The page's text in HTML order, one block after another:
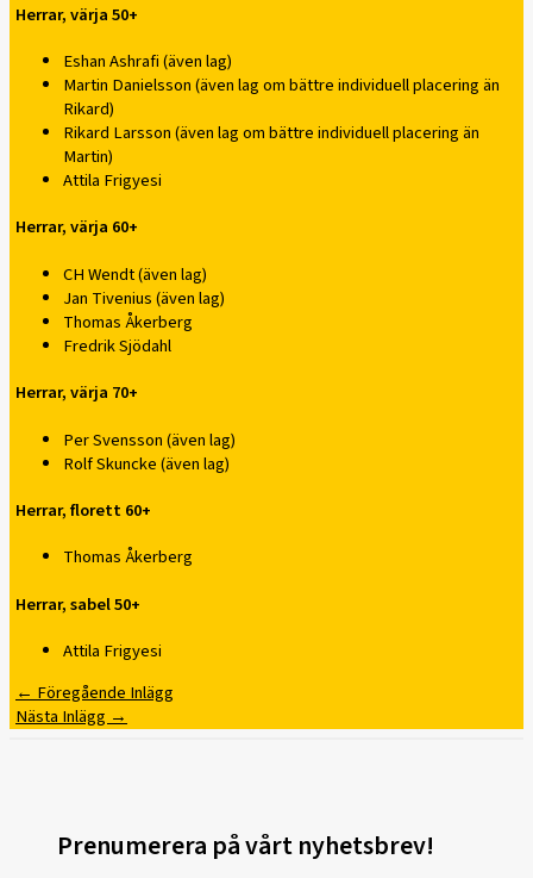
Herrar, värja 50+
Eshan Ashrafi (även lag)
Martin Danielsson (även lag om bättre individuell placering än
Rikard)
Rikard Larsson (även lag om bättre individuell placering än
Martin)
Attila Frigyesi
Herrar, värja 60+
CH Wendt (även lag)
Jan Tivenius (även lag)
Thomas Åkerberg
Fredrik Sjödahl
Herrar, värja 70+
Per Svensson (även lag)
Rolf Skuncke (även lag)
Herrar, florett 60+
Thomas Åkerberg
Herrar, sabel 50+
Attila Frigyesi
← Föregående Inlägg
Nästa Inlägg →
Prenumerera på vårt nyhetsbrev!